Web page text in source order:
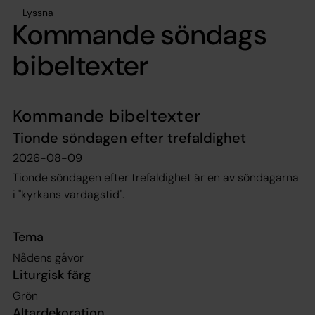
Lyssna
Kommande söndags
bibeltexter
Kommande bibeltexter
Tionde söndagen efter trefaldighet
2026-08-09
Tionde söndagen efter trefaldighet är en av söndagarna
i "kyrkans vardagstid".
Tema
Nådens gåvor
Liturgisk färg
Grön